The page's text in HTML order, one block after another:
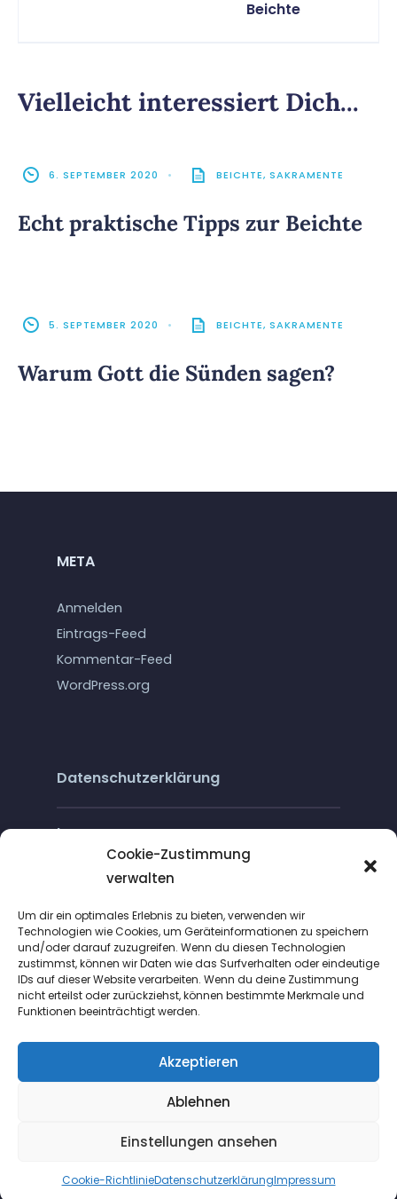
Cookie-Zustimmung
verwalten
Um dir ein optimales Erlebnis zu bieten, verwenden wir
Technologien wie Cookies, um Geräteinformationen zu speichern
und/oder darauf zuzugreifen. Wenn du diesen Technologien
zustimmst, können wir Daten wie das Surfverhalten oder eindeutige
IDs auf dieser Website verarbeiten. Wenn du deine Zustimmung
nicht erteilst oder zurückziehst, können bestimmte Merkmale und
Funktionen beeinträchtigt werden.
Akzeptieren
Ablehnen
Einstellungen ansehen
Cookie-RichtlinieDatenschutzerklärungImpressum
Beichte
Vielleicht interessiert Dich...
6. SEPTEMBER 2020 • BEICHTE, SAKRAMENTE
Echt praktische Tipps zur Beichte
5. SEPTEMBER 2020 • BEICHTE, SAKRAMENTE
Warum Gott die Sünden sagen?
META
Anmelden
Eintrags-Feed
Kommentar-Feed
WordPress.org
Datenschutzerklärung
Impressum
Cookie-Richtlinie (EU)
Copyright © 2020 - Design and
- www.itunddesign.de